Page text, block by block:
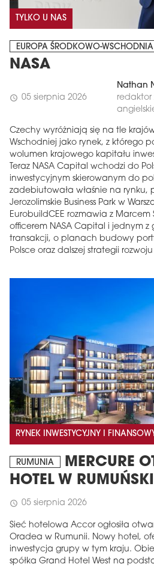
TYLKO U NAS
EUROPA ŚRODKOWO-WSCHODNIA
NASA
schedule 05 sierpnia 2026
Nathan
redaktor
Czechy wyróżniają się na tle
Wschodniej jako rynek, z którego
wolumen krajowego kapitału
Teraz NASA Capital wchodzi do
inwestycyjnym skierowanym do
zadebiutowała właśnie na rynku,
Jerozolimskie Business Park w
EurobuildCEE rozmawia z
officerem NASA Capital i jednym
transakcji, o planach budowy
Polsce oraz dalszej strategii
RYNEK INWESTYCYJNY I
RUMUNIA
MERCURE
HOTEL W
schedule 05 sierpnia 2026
Sieć hotelowa Accor ogłosiła
Oradea w Rumunii. Nowy hotel,
inwestycja grupy w tym kraju.
spółka Grand Hotel West na